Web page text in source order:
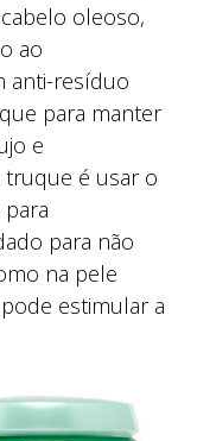
oleoso,
ao
anti-resíduo
para manter
e
é usar o
para não
na pele
estimular a